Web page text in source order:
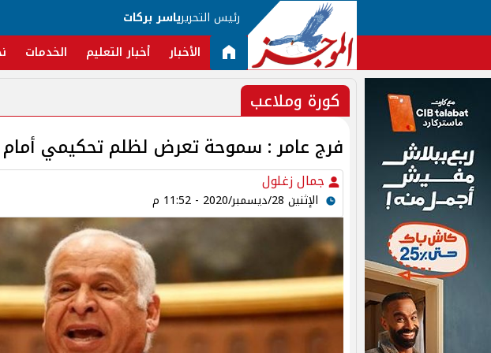
رئيس التحريرياسر بركات
الأخبار أخبار التعليم الخدمات
كورة وملاعب
فرج عامر : سموحة تعرض لظلم تحكيمي أمام
جمال زغلول
الإثنين 28/ديسمبر/2020 - 11:52 م